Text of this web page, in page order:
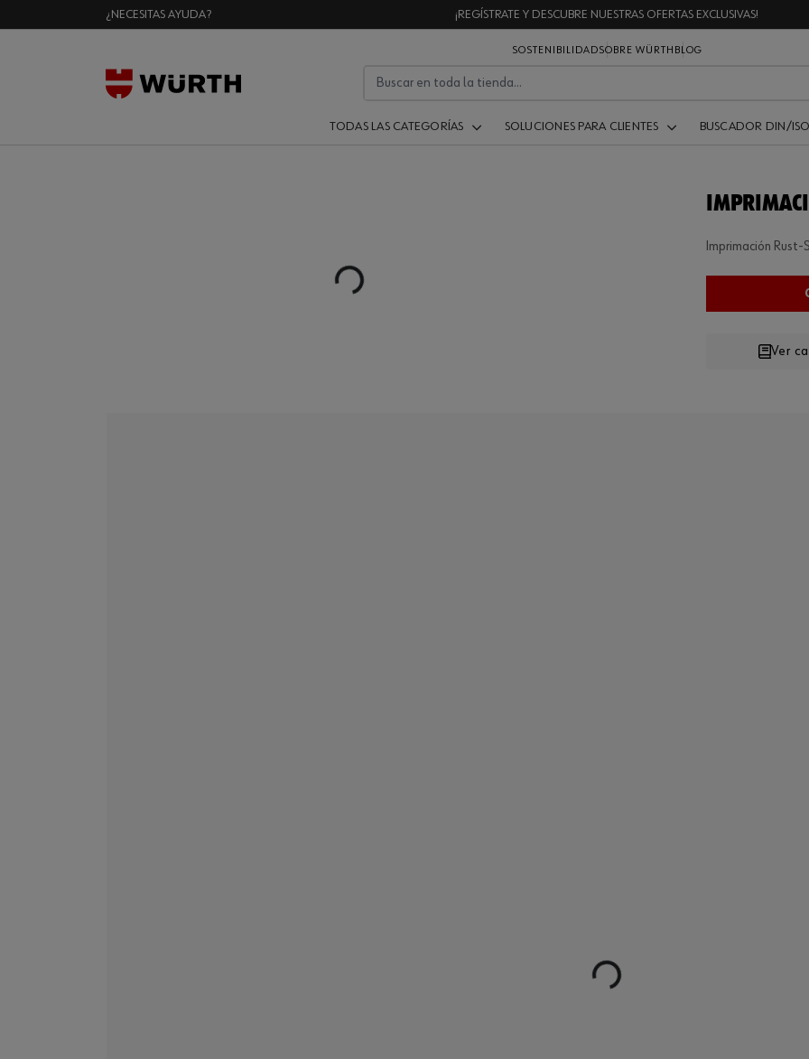
¿NECESITAS AYUDA? ¡REGÍSTRATE Y DESCUBRE NUESTRAS OFERTAS EXCLUSIVAS!
SOSTENIBILIDADSOBRE WÜRTH BLOG
TODAS LAS CATEGORÍAS SOLUCIONES PARA CLIENTES BUSCADOR DIN/ISO
Loading... Imprimación Rust-
Ver